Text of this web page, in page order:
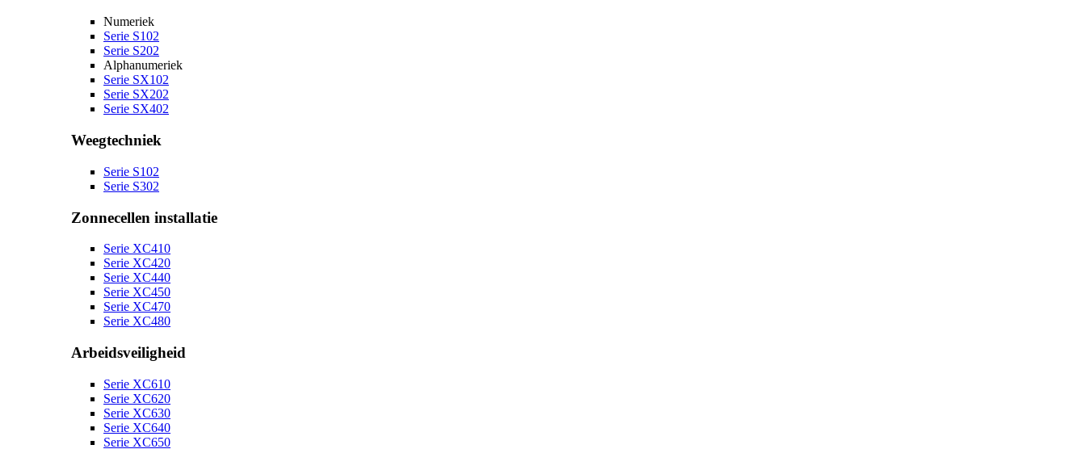
Numeriek
Serie S102
Serie S202
Alphanumeriek
Serie SX102
Serie SX202
Serie SX402
Weegtechniek
Serie S102
Serie S302
Zonnecellen installatie
Serie XC410
Serie XC420
Serie XC440
Serie XC450
Serie XC470
Serie XC480
Arbeidsveiligheid
Serie XC610
Serie XC620
Serie XC630
Serie XC640
Serie XC650